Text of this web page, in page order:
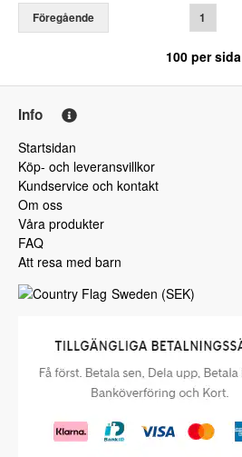
Föregående 1
100 per sida
Info
Startsidan
Köp- och leveransvillkor
Kundservice och kontakt
Om oss
Våra produkter
FAQ
Att resa med barn
Sweden (SEK)